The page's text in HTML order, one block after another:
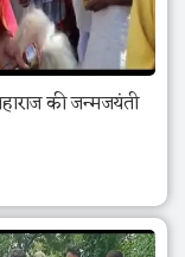
की जन्मजयंती